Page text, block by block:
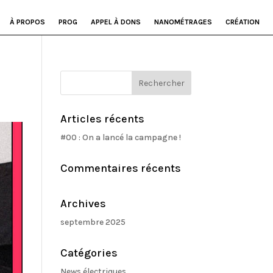
À PROPOS PROG APPEL À DONS NANOMÉTRAGES CRÉATION
Articles récents
#00 : On a lancé la campagne !
Commentaires récents
Archives
septembre 2025
Catégories